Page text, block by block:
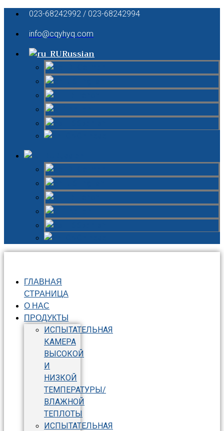
023-68242992 / 023-68242994
info@cqyhyq.com
Russian
ГЛАВНАЯ
СТРАНИЦА
О НАС
ПРОДУКТЫ
ИСПЫТАТЕЛЬНАЯ
КАМЕРА
ВЫСОКОЙ
И
НИЗКОЙ
ТЕМПЕРАТУРЫ/
ВЛАЖНОЙ
ТЕПЛОТЫ
ИСПЫТАТЕЛЬНАЯ